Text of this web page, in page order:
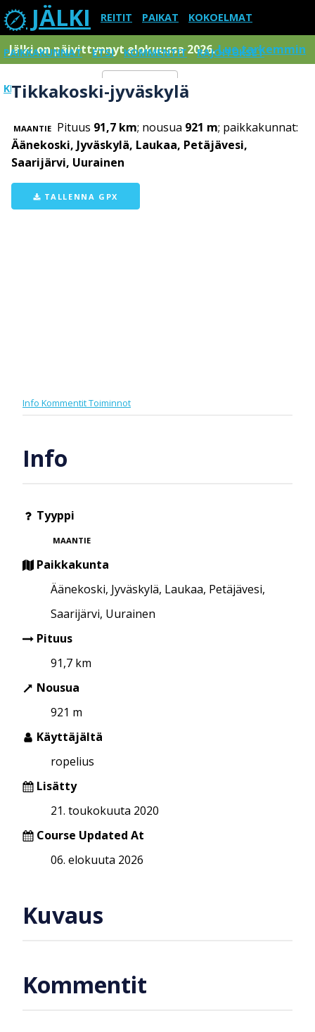
JÄLKI REITIT PAIKAT KOKOELMAT
PAIKKAKUNNAT ETSI KOMMENTIT RAJOITUKSET
KIRJAUDU SISÄÄN Menu
Jälki on päivittynnyt elokuussa 2026.Lue tarkemmin
Tikkakoski-jyväskylä
MAANTIE Pituus 91,7 km; nousua 921 m; paikkakunnat:
Äänekoski, Jyväskylä, Laukaa, Petäjävesi,
Saarijärvi, Uurainen
TALLENNA GPX
Info KommentitToiminnot
Info
Tyyppi
MAANTIE
Paikkakunta
Äänekoski, Jyväskylä, Laukaa, Petäjävesi,
Saarijärvi, Uurainen
Pituus
91,7 km
Nousua
921 m
Käyttäjältä
ropelius
Lisätty
21. toukokuuta 2020
Course Updated At
06. elokuuta 2026
Kuvaus
Kommentit